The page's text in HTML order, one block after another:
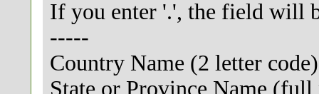
If you enter '.', the field will
-----
Country Name (2 letter
State or Province Name